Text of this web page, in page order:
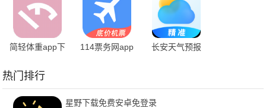
简轻体重app下
114票务网app
长安天气预报
热门排行
星野下载免费安卓免登录